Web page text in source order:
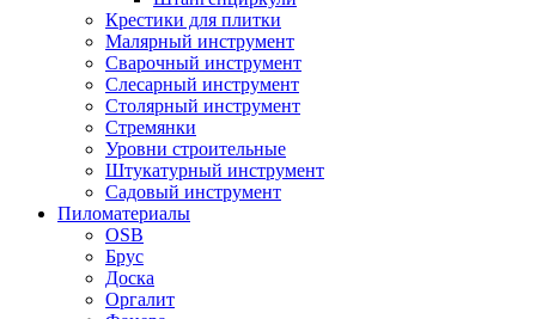
Крестики для плитки
Малярный инструмент
Сварочный инструмент
Слесарный инструмент
Столярный инструмент
Стремянки
Уровни строительные
Штукатурный инструмент
Садовый инструмент
Пиломатериалы
OSB
Брус
Доска
Оргалит